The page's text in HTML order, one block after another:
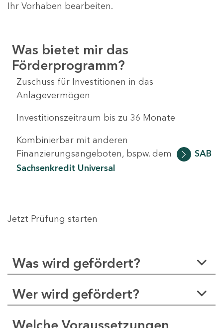
Ihr Vorhaben bearbeiten.
Was bietet mir das
Förderprogramm?
Zuschuss für Investitionen in das
Anlagevermögen
Investitionszeitraum bis zu 36 Monate
Kombinierbar mit anderen
Finanzierungsangeboten, bspw. dem
SAB
Sachsenkredit Universal
Jetzt Prüfung starten
Was wird gefördert?
Wer wird gefördert?
Welche Voraussetzungen